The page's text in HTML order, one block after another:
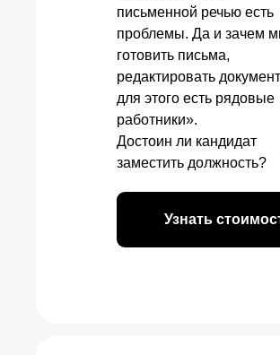
письменной речью есть
проблемы. Да и зачем
готовить письма,
редактировать
для этого есть рядовые
работники».
Достоин ли кандидат
заместить должность?
Узнать